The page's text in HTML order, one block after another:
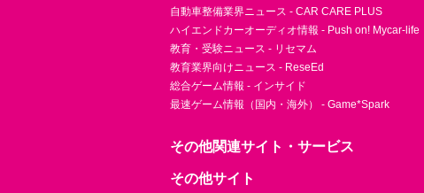
自動車整備業界ニュース - CAR CARE PLUS
ハイエンドカーオーディオ情報 - Push on! Mycar-life
教育・受験ニュース - リセマム
教育業界向けニュース - ReseEd
総合ゲーム情報 - インサイド
最速ゲーム情報（国内・海外） - Game*Spark
その他関連サイト・サービス
その他サイト